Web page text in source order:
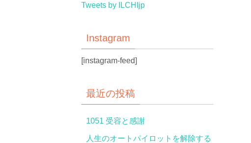
Tweets by ILCHIjp
Instagram
[instagram-feed]
最近の投稿
1051 受容と感謝
人生のオートパイロットを解除する